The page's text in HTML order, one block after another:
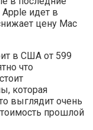
идет в
цену Mac
в США от 599
что
которая
выглядит очень
прошлой